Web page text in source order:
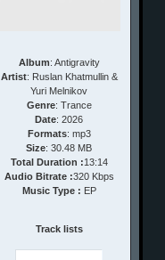
Album: Antigravity
Artist: Ruslan Khatmullin &
Yuri Melnikov
Genre: Trance
Date: 2026
Formats: mp3
Size: 30.48 MB
Total Duration :13:14
Audio Bitrate :320 Kbps
Music Type : EP
Track lists